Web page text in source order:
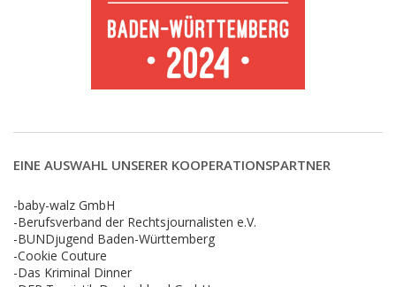
EINE AUSWAHL UNSERER KOOPERATIONSPARTNER
-baby-walz GmbH
-Berufsverband der Rechtsjournalisten e.V.
-BUNDjugend Baden-Württemberg
-Cookie Couture
-Das Kriminal Dinner